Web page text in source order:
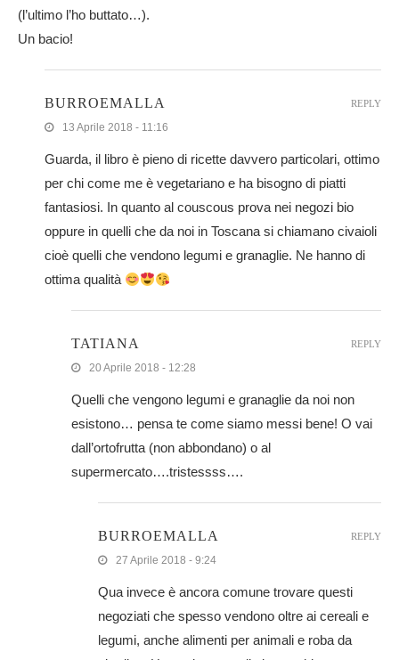
(l’ultimo l’ho buttato…).
Un bacio!
BURROEMALLA
13 Aprile 2018 - 11:16
Guarda, il libro è pieno di ricette davvero particolari, ottimo
per chi come me è vegetariano e ha bisogno di piatti
fantasiosi. In quanto al couscous prova nei negozi bio
oppure in quelli che da noi in Toscana si chiamano civaioli
cioè quelli che vendono legumi e granaglie. Ne hanno di
ottima qualità
REPLY
TATIANA
20 Aprile 2018 - 12:28
Quelli che vengono legumi e granaglie da noi non
esistono… pensa te come siamo messi bene! O vai
dall’ortofrutta (non abbondano) o al
supermercato….tristessss….
REPLY
BURROEMALLA
27 Aprile 2018 - 9:24
Qua invece è ancora comune trovare questi
negoziati che spesso vendono oltre ai cereali e
legumi, anche alimenti per animali e roba da
REPLY